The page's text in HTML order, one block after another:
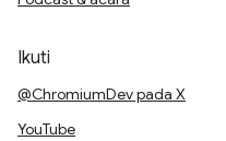
Ikuti
@ChromiumDev pada X
YouTube